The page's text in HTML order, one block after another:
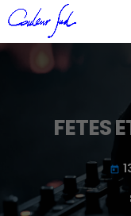
FETES
today